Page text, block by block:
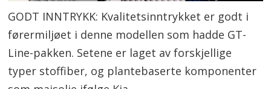
GODT INNTRYKK: Kvalitetsinntrykket er godt i
førermiljøet i denne modellen som hadde GT-
Line-pakken. Setene er laget av forskjellige
typer stoffiber, og plantebaserte komponenter